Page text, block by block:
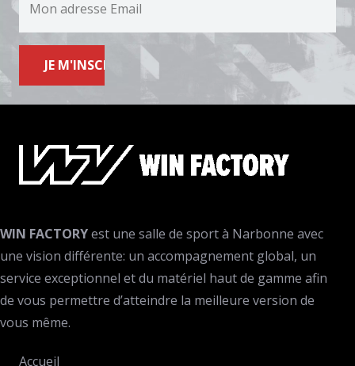
WIN FACTORYest une salle de sport à Narbonne avec
une vision différente: un accompagnement global, un
service exceptionnel et du matériel haut de gamme afin
de vous permettre d’atteindre la meilleure version de
vous même.
Accueil